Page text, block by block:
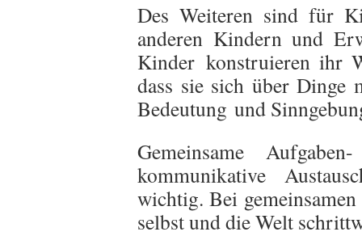
Des Weiteren sind für
anderen Kindern und
Kinder konstruieren ihr
dass sie sich über Dinge
Bedeutung und
Gemeinsame
kommunikative
wichtig. Bei
selbst und die Welt